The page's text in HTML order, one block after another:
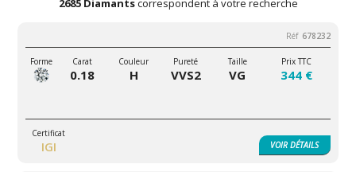
2685 Diamantscorrespondent à votre recherche
678232
0.18 H VVS2 VG
IGI
344 €
VOIRDÉTAILS